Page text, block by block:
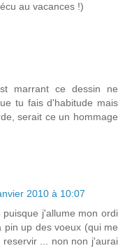
au vacances !)
marrant ce dessin ne
tu fais d'habitude mais
serait ce un hommage
2010 à 10:07
j'allume mon ordi
up des voeux (qui me
... non non j'aurai